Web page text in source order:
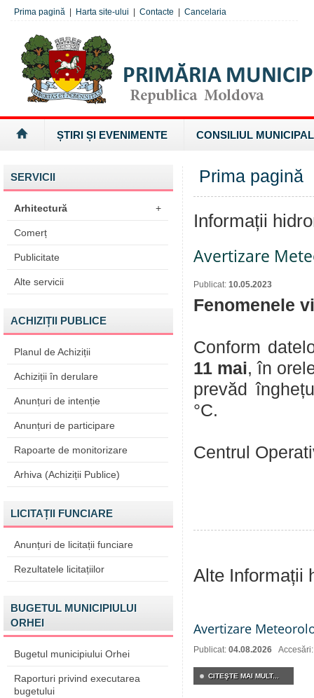
Prima pagină Harta site-ului Contacte Cancelaria
ȘTIRI ȘI EVENIMENTE CONSILIUL MUNICIPAL
SERVICII
Arhitectură +
Comerț
Publicitate
Alte servicii
ACHIZIȚII PUBLICE
Planul de Achiziții
Achiziții în derulare
Anunțuri de intenție
Anunțuri de participare
Rapoarte de monitorizare
Arhiva (Achiziții Publice)
LICITAȚII FUNCIARE
Anunțuri de licitații funciare
Rezultatele licitațiilor
BUGETUL MUNICIPIULUI
ORHEI
Bugetul municipiului Orhei
Raporturi privind executarea
bugetului
Prima pagină
Informații
Avertizare
Publicat: 10.05.2023
Fenomenele
Conform
11 mai, în
prevăd
°C.
Centrul
Alte Informații
Avertizare
Publicat: 04.08.2026
CITEŞTE MAI MULT...